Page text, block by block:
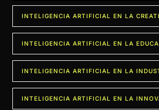
INTELIGENCIA ARTIFICIAL EN LA
INTELIGENCIA ARTIFICIAL EN LA
INTELIGENCIA ARTIFICIAL EN LA
INTELIGENCIA ARTIFICIAL EN LA